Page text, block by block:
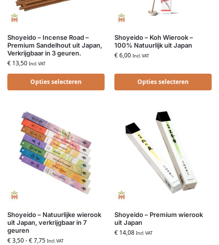
Shoyeido – Incense Road –
Premium Sandelhout uit Japan,
Verkrijgbaar in 3 geuren.
€ 13,50 Incl. VAT
Opties selecteren
Shoyeido – Koh Wierook –
100% Natuurlijk uit Japan
€6,00 Incl. VAT
Opties selecteren
Shoyeido – Natuurlijke wierook
uit Japan, verkrijgbaar in 7
geuren
€3,50-€7,75 Incl. VAT
Shoyeido – Premium wierook
uit Japan
€ 14,08 Incl. VAT